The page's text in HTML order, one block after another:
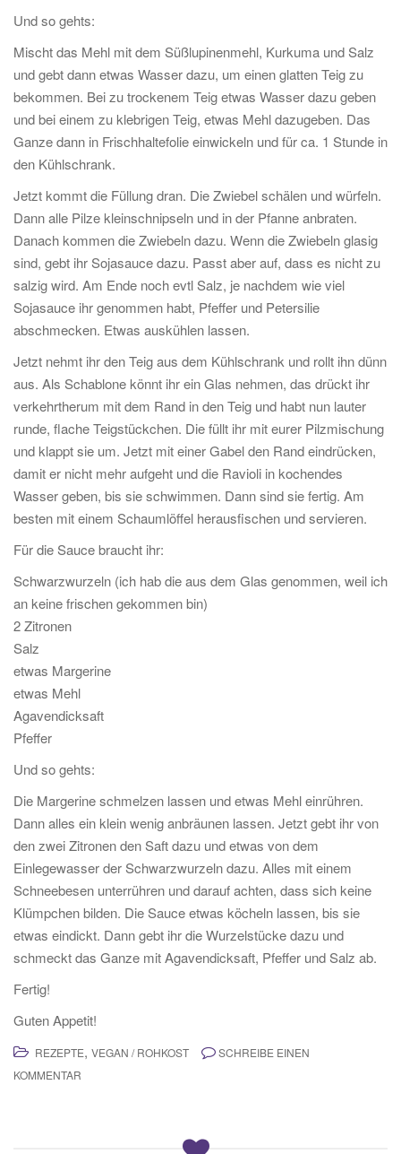
Und so gehts:
Mischt das Mehl mit dem Süßlupinenmehl, Kurkuma und Salz
und gebt dann etwas Wasser dazu, um einen glatten Teig zu
bekommen. Bei zu trockenem Teig etwas Wasser dazu geben
und bei einem zu klebrigen Teig, etwas Mehl dazugeben. Das
Ganze dann in Frischhaltefolie einwickeln und für ca. 1 Stunde in
den Kühlschrank.
Jetzt kommt die Füllung dran. Die Zwiebel schälen und würfeln.
Dann alle Pilze kleinschnipseln und in der Pfanne anbraten.
Danach kommen die Zwiebeln dazu. Wenn die Zwiebeln glasig
sind, gebt ihr Sojasauce dazu. Passt aber auf, dass es nicht zu
salzig wird. Am Ende noch evtl Salz, je nachdem wie viel
Sojasauce ihr genommen habt, Pfeffer und Petersilie
abschmecken. Etwas auskühlen lassen.
Jetzt nehmt ihr den Teig aus dem Kühlschrank und rollt ihn dünn
aus. Als Schablone könnt ihr ein Glas nehmen, das drückt ihr
verkehrtherum mit dem Rand in den Teig und habt nun lauter
runde, flache Teigstückchen. Die füllt ihr mit eurer Pilzmischung
und klappt sie um. Jetzt mit einer Gabel den Rand eindrücken,
damit er nicht mehr aufgeht und die Ravioli in kochendes
Wasser geben, bis sie schwimmen. Dann sind sie fertig. Am
besten mit einem Schaumlöffel herausfischen und servieren.
Für die Sauce braucht ihr:
Schwarzwurzeln (ich hab die aus dem Glas genommen, weil ich
an keine frischen gekommen bin)
2 Zitronen
Salz
etwas Margerine
etwas Mehl
Agavendicksaft
Pfeffer
Und so gehts:
Die Margerine schmelzen lassen und etwas Mehl einrühren.
Dann alles ein klein wenig anbräunen lassen. Jetzt gebt ihr von
den zwei Zitronen den Saft dazu und etwas von dem
Einlegewasser der Schwarzwurzeln dazu. Alles mit einem
Schneebesen unterrühren und darauf achten, dass sich keine
Klümpchen bilden. Die Sauce etwas köcheln lassen, bis sie
etwas eindickt. Dann gebt ihr die Wurzelstücke dazu und
schmeckt das Ganze mit Agavendicksaft, Pfeffer und Salz ab.
Fertig!
Guten Appetit!
REZEPTE, VEGAN / ROHKOST
SCHREIBE EINEN
KOMMENTAR